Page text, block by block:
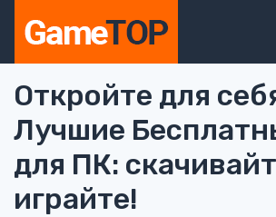
Откройте для
Лучшие
для ПК:
играйте!